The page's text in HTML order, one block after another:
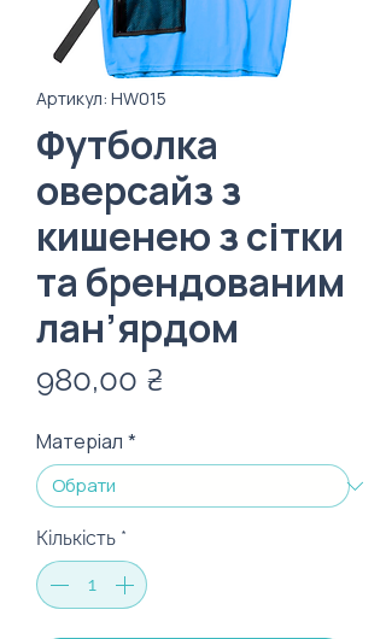
Артикул: HW015
Футболка
оверсайз з
кишенею з сітки
та брендованим
лан’ярдом
980,00 ₴
Матеріал *
Кількість *